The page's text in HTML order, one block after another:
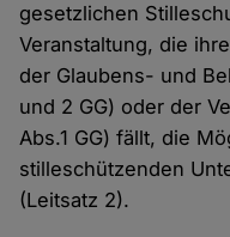
gesetzlichen
Veranstaltung, die
der Glaubens- und
und 2 GG) oder der
Abs.1 GG) fällt, die
stilleschützenden
(Leitsatz 2).